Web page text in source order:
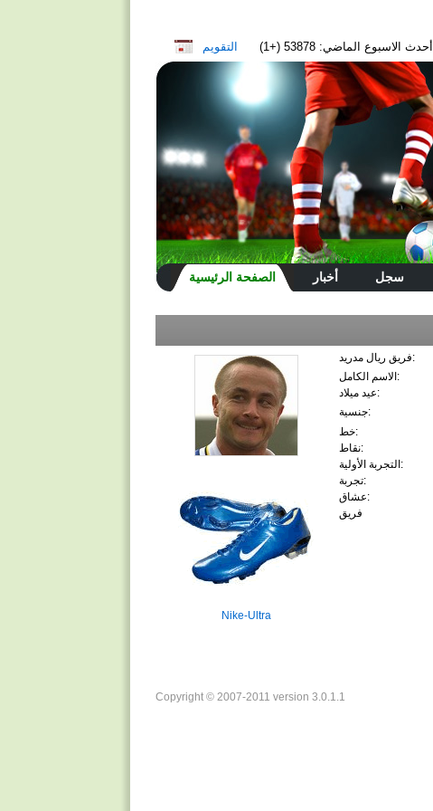
أحدث الاسبوع الماضي: 53878 (+1) التقويم
الصفحة الرئيسية أخبار سجل
Nike-Ultra
فريق ريال مدريد:
الاسم الكامل:
عيد ميلاد:
جنسية:
خط:
نقاط:
التجربة الأولية:
تجربة:
عشاق:
فريق
Copyright © 2007-2011 version 3.0.1.1